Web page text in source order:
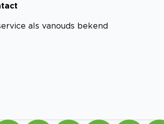
als vanouds bekend